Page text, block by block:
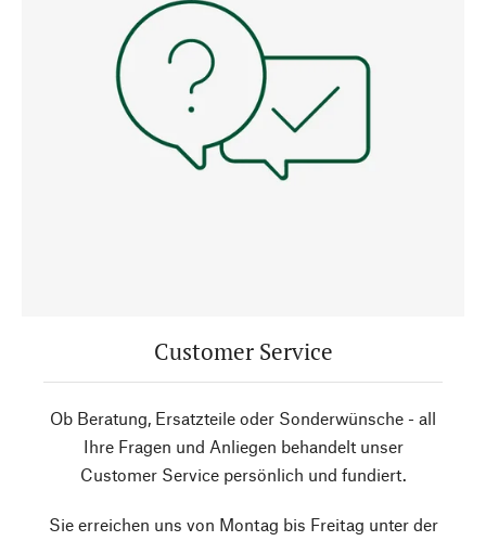
Customer Service
Ob Beratung, Ersatzteile oder Sonderwünsche - all
Ihre Fragen und Anliegen behandelt unser
Customer Service persönlich und fundiert.
Sie erreichen uns von Montag bis Freitag unter der